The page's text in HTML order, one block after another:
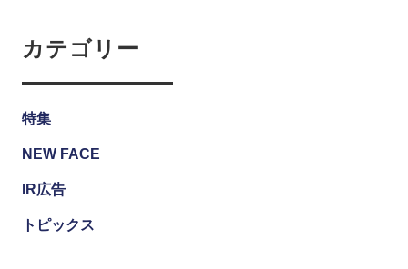
カテゴリー
特集
NEW FACE
IR広告
トピックス